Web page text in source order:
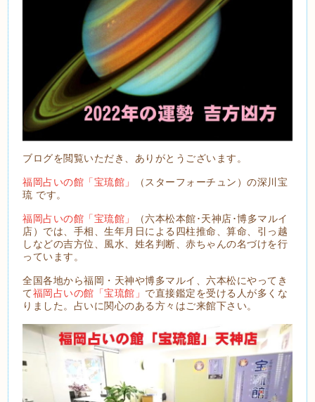
ブログを閲覧いただき、ありがとうございます。
福岡占いの館「宝琉館」
（スターフォーチュン）の深川宝
琉 です。
福岡占いの館「宝琉館」
（六本松本館･天神店･博多マルイ
店）では、手相、生年月日による四柱推命、算命、引っ越
しなどの吉方位、風水、姓名判断、赤ちゃんの名づけを行
っています。
全国各地から福岡・天神や博多マルイ、六本松にやってき
て福岡占いの館「宝琉館」 で直接鑑定を受ける人が多くな
りました。占いに関心のある方々はご来館下さい。